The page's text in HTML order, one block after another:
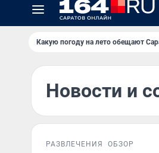
Какую погоду на лето обещают
Новости и
РАЗВЛЕЧЕНИЯ ОБЗОР